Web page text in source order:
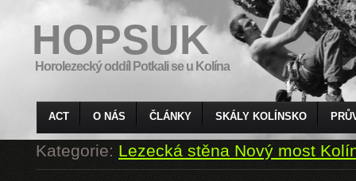
HOPSUK
Horolezecký oddíl Potkali se u Kolína
ACT O NÁS ČLÁNKY SKÁLY KOLÍNSKO
Kategorie:Lezecká stěna Nový most